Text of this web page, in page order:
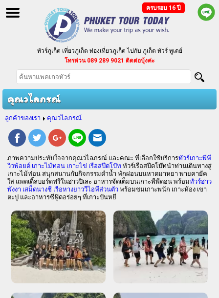
ครบรอบ 16 ปี
ทัวร์ภูเก็ต เที่ยวภูเก็ต ท่องเที่ยวภูเก็ต ไปกับ ภูเก็ต ทัวร์ ทูเดย์
บริการจัดนำเที่ยวเป็นหมู่คณะ กรุ๊ปเหมา ประชุมสัมมนา
ทัวร์ภูเก็ต แบบแพ็คเกจ ทัวร์ราคาถูก ตามงบประมาณของคุณ
โทรด่วน 089 289 9021 ติดต่อบุ้งค่ะ
คุณวไลภรณ์
ลูกค้าของเรา คุณวไลภรณ์
ภาพความประทับใจจากคุณวไลภรณ์ และคณะ ที่เลือกใช้บริการทัวร์เกาะพีพี
วิวพ้อยด์ เกาะไม้ท่อน เกาะไข่ เรือสปีดโบ๊ท ทัวร์เรือสปีดโบ๊ทนำท่านเดินทางสู่
เกาะไม้ท่อน สนุกสนานกับกิจกรรมดำน้ำ พักผ่อนบนหาดมาหยา พายคายัค
ใส แพดเดิ้ลบอร์ดฟรีในอ่าวปิเละ อาหารจัดเต็มบนเกาะพีพีดอน พร้อมทัวร์อ่าว
พังงา เสม็ดนางชี เรือหางยาววีไอพีส่วนตัว พร้อมชมเกาะพนัก เกาะห้อง เขา
ตะปู และอาหารซีฟู๊ดอร่อยๆ ที่เกาะปันหยี